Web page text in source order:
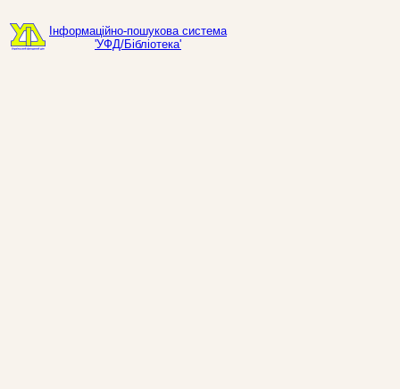
Інформаційно-пошукова система
'УФД/Бібліотека'